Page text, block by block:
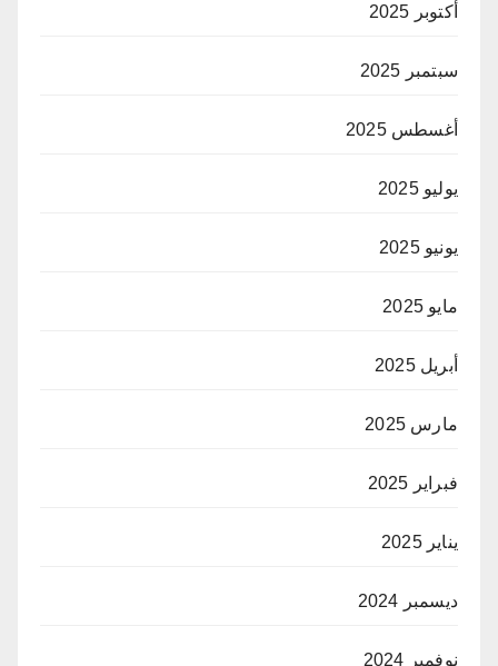
أكتوبر 2025
سبتمبر 2025
أغسطس 2025
يوليو 2025
يونيو 2025
مايو 2025
أبريل 2025
مارس 2025
فبراير 2025
يناير 2025
ديسمبر 2024
نوفمبر 2024